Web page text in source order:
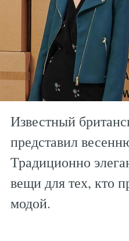
Известный
представил
Традиционно
вещи для тех, кто
модой.